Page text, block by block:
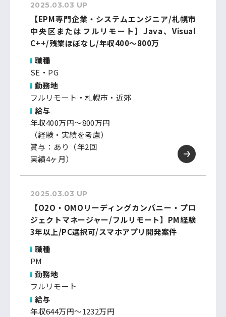
2025.03.03 UP
【EPM専門企業・システムエンジニア/札幌市
中央区またはフルリモート】Java、Visual
C++/残業ほぼなし/年収400～800万
職種
SE・PG
勤務地
フルリモート・札幌市・近郊
給与
年収400万円～800万円
（経験・実績を考慮）
賞与：あり（年2回
実績4ヶ月）
2025.03.03 UP
【O2O・OMOリーディングカンパニー・プロ
ジェクトマネージャー/フルリモート】PM経験
3年以上/PC選択可/スマホアプリ開発案件
職種
PM
勤務地
フルリモート
給与
年収644万円～1232万円